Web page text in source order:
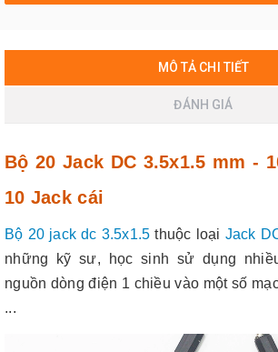
MÔ TẢ CHI TIẾT
ĐÁNH GIÁ
Bộ 20 Jack DC 3.5x1.5 mm -
10 Jack cái
Bộ 20 jack dc 3.5x1.5 thuộc loại Jack
những kỹ sư, học sinh sử dụng
nguồn dòng điện 1 chiều vào một số
...